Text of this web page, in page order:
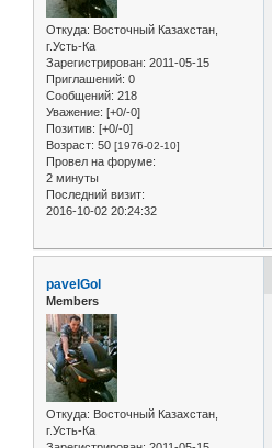
Откуда: Восточный Казахстан,
г.Усть-Ка
Зарегистрирован: 2011-05-15
Приглашений: 0
Сообщений: 218
Уважение: [+0/-0]
Позитив: [+0/-0]
Возраст: 50 [1976-02-10]
Провел на форуме:
2 минуты
Последний визит:
2016-10-02 20:24:32
pavelGol
Members
Откуда: Восточный Казахстан,
г.Усть-Ка